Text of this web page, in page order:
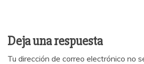
Deja una respuesta
Tu dirección de correo electrónico no